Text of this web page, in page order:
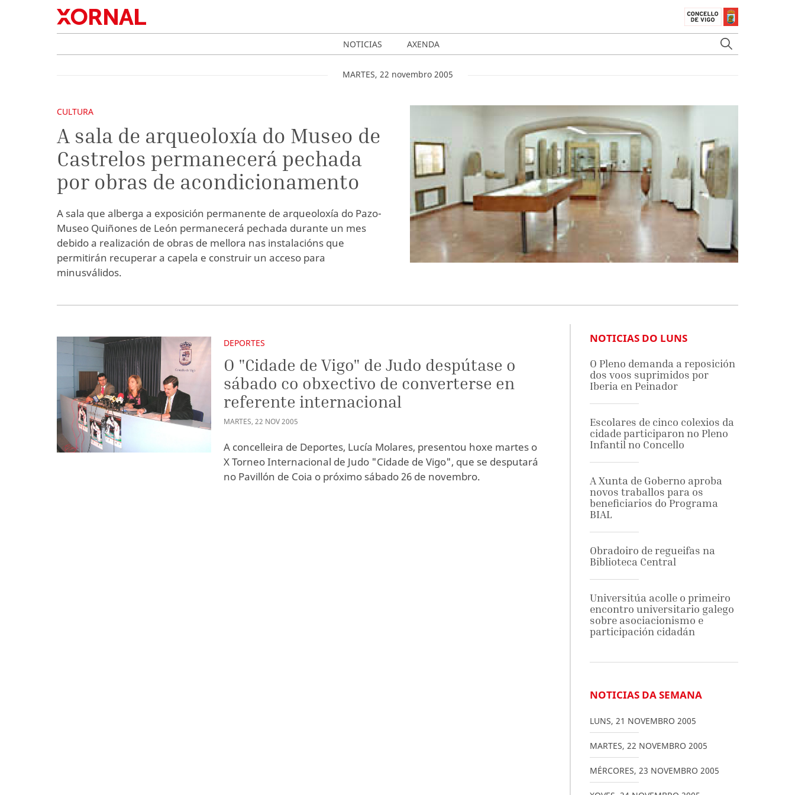
NOTICIAS AXENDA
MARTES, 22 novembro 2005
CULTURA
A sala de arqueoloxía do Museo de
Castrelos permanecerá pechada
por obras de acondicionamento
A sala que alberga a exposición permanente de arqueoloxía do Pazo-
Museo Quiñones de León permanecerá pechada durante un mes
debido a realización de obras de mellora nas instalacións que
permitirán recuperar a capela e construir un acceso para
minusválidos.
DEPORTES
O "Cidade de Vigo" de Judo despútase o
sábado co obxectivo de converterse en
referente internacional
MARTES,22 NOV2005
A concelleira de Deportes, Lucía Molares, presentou hoxe martes o
X Torneo Internacional de Judo "Cidade de Vigo", que se desputará
no Pavillón de Coia o próximo sábado 26 de novembro.
NOTICIAS DO LUNS
O Pleno demanda a reposición
dos voos suprimidos por
Iberia en Peinador
Escolares de cinco colexios da
cidade participaron no Pleno
Infantil no Concello
A Xunta de Goberno aproba
novos traballos para os
beneficiarios do Programa
BIAL
Obradoiro de regueifas na
Biblioteca Central
Universitúa acolle o primeiro
encontro universitario galego
sobre asociacionismo e
participación cidadán
NOTICIAS DA SEMANA
LUNS, 21 NOVEMBRO 2005
MARTES, 22 NOVEMBRO 2005
MÉRCORES, 23 NOVEMBRO 2005